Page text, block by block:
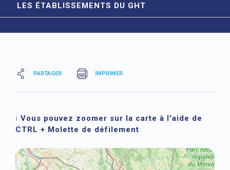
LES ÉTABLISSEMENTS DU GHT
PARTAGER IMPRIMER
ℹ️ Vous pouvez zoomer sur la carte à l'aide de
CTRL + Molette de défilement